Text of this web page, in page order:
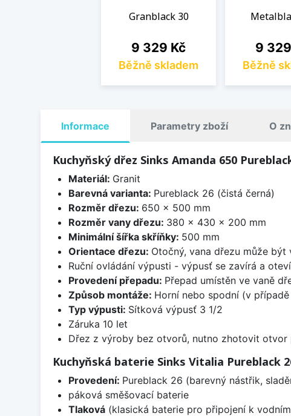
Granblack 30
Cena
9 329 Kč
Běžně skladem
Cena
9
Běžně
Informace Parametry zboží O
Kuchyňský dřez Sinks Amanda 650
Materiál: Granit
Barevná varianta: Pureblack 26 (čistá černá)
Rozměr dřezu: 650 x 500 mm
Rozměr vany dřezu: 380 x 430 x 200 mm
Minimální šířka skříňky: 500 mm
Orientace dřezu: Otočný, vana dřezu může být
Ruční ovládání výpusti - výpusť se zavírá a
Provedení přepadu: Přepad umístěn ve vaně
Způsob montáže: Horní nebo spodní (v
Typ výpusti: Sítková výpusť 3 1/2
Záruka 10 let
Dřez z výroby bez otvorů, nutno zhotovit otvor
Kuchyňská baterie Sinks Vitalia Pureblack
Provedení: Pureblack 26 (barevný nástřik,
páková směšovací baterie
Tlaková(klasická baterie pro připojení k